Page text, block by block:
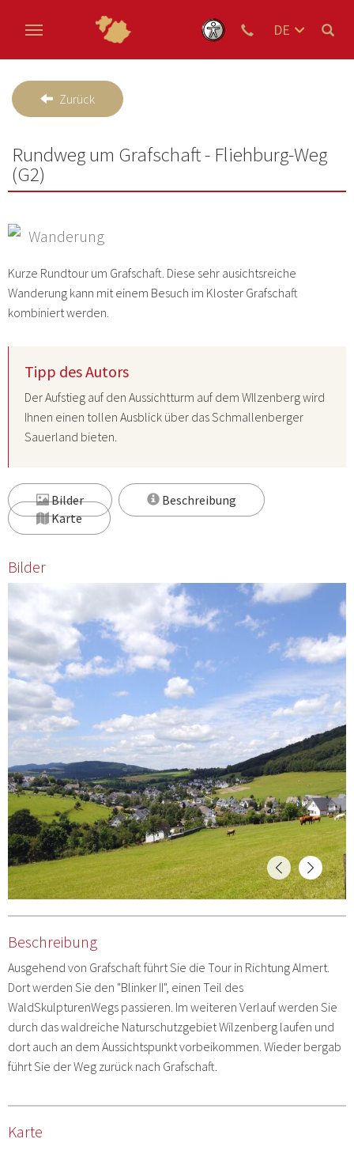
DE
Zurück
Rundweg um Grafschaft - Fliehburg-Weg
(G2)
Wanderung
Kurze Rundtour um Grafschaft. Diese sehr ausichtsreiche
Wanderung kann mit einem Besuch im Kloster Grafschaft
kombiniert werden.
Tipp des Autors
Der Aufstieg auf den Aussichtturm auf dem WIlzenberg wird
Ihnen einen tollen Ausblick über das Schmallenberger
Sauerland bieten.
Bilder
Beschreibung
Karte
Bilder
Beschreibung
Ausgehend von Grafschaft führt Sie die Tour in Richtung Almert.
Dort werden Sie den "Blinker II", einen Teil des
WaldSkulpturenWegs passieren. Im weiteren Verlauf werden Sie
durch das waldreiche Naturschutzgebiet Wilzenberg laufen und
dort auch an dem Aussichtspunkt vorbeikommen. Wieder bergab
führt Sie der Weg zurück nach Grafschaft.
Karte